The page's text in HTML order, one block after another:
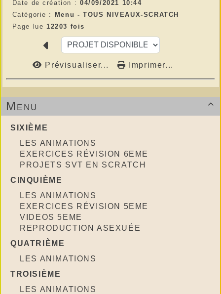

Menu
SIXIÈME
LES ANIMATIONS
EXERCICES RÉVISION 6EME
PROJETS SVT EN SCRATCH
CINQUIÈME
LES ANIMATIONS
EXERCICES RÉVISION 5EME
VIDEOS 5EME
REPRODUCTION ASEXUÉE
QUATRIÈME
LES ANIMATIONS
TROISIÈME
LES ANIMATIONS
Date de création : 04/09/2021 10:44
Catégorie :
Menu - TOUS NIVEAUX-SCRATCH
Page lue 12203 fois
Prévisualiser... Imprimer...